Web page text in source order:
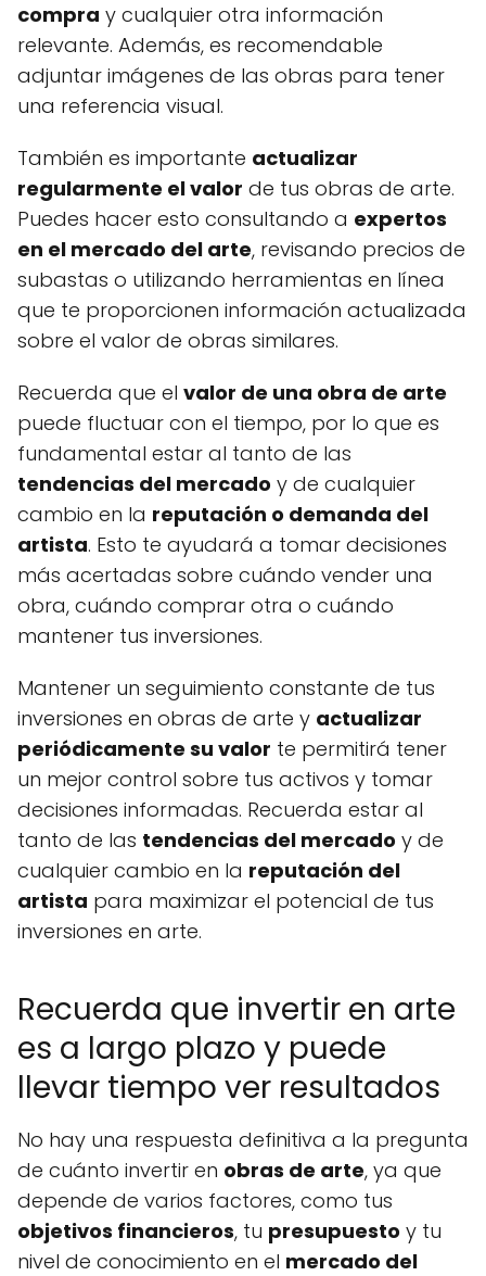
compra y cualquier otra información
relevante. Además, es recomendable
adjuntar imágenes de las obras para tener
una referencia visual.
También es importante actualizar
regularmente el valor de tus obras de arte.
Puedes hacer esto consultando a expertos
en el mercado del arte, revisando precios de
subastas o utilizando herramientas en línea
que te proporcionen información actualizada
sobre el valor de obras similares.
Recuerda que el valor de una obra de arte
puede fluctuar con el tiempo, por lo que es
fundamental estar al tanto de las
tendencias del mercado y de cualquier
cambio en la reputación o demanda del
artista. Esto te ayudará a tomar decisiones
más acertadas sobre cuándo vender una
obra, cuándo comprar otra o cuándo
mantener tus inversiones.
Mantener un seguimiento constante de tus
inversiones en obras de arte y actualizar
periódicamente su valor te permitirá tener
un mejor control sobre tus activos y tomar
decisiones informadas. Recuerda estar al
tanto de las tendencias del mercado y de
cualquier cambio en la reputación del
artista para maximizar el potencial de tus
inversiones en arte.
Recuerda que invertir en arte
es a largo plazo y puede
llevar tiempo ver resultados
No hay una respuesta definitiva a la pregunta
de cuánto invertir en obras de arte, ya que
depende de varios factores, como tus
objetivos financieros, tu presupuesto y tu
nivel de conocimiento en el mercado del